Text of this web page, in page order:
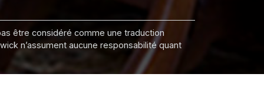
être considéré comme une traduction
n’assument aucune responsabilité quant